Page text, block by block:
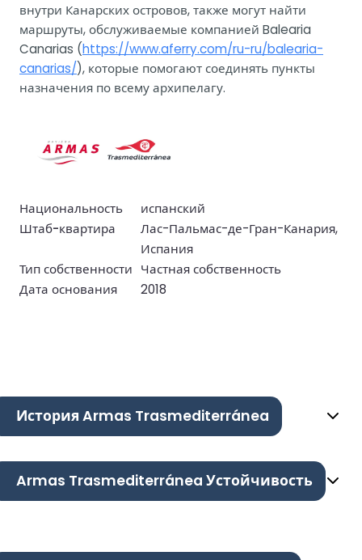
внутри Канарских островов, также могут найти
маршруты, обслуживаемые компанией Balearia
Canarias (https://www.aferry.com/ru-ru/balearia-
canarias/), которые помогают соединять пункты
назначения по всему архипелагу.
Национальность
испанский
Штаб-квартира
Лас-Пальмас-де-Гран-Канария,
Испания
Тип собственности Частная собственность
Дата основания
2018
История Armas Trasmediterránea
Armas Trasmediterránea Устойчивость